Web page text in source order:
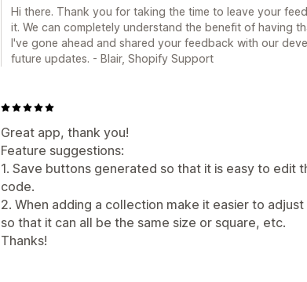
Hi there. Thank you for taking the time to leave your
it. We can completely understand the benefit of having
I've gone ahead and shared your feedback with our
future updates. - Blair, Shopify Support
Great app, thank you!
Feature suggestions:
1. Save buttons generated so that it is easy to edit
code.
2. When adding a collection make it easier to
so that it can all be the same size or square, etc.
Thanks!